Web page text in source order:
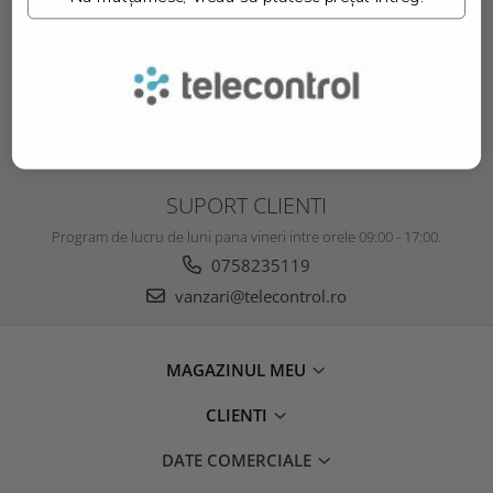
Urmareste-ne in social media
SUPORT CLIENTI
Program de lucru de luni pana vineri intre orele 09:00 - 17:00.
0758235119
vanzari@telecontrol.ro
MAGAZINUL MEU
CLIENTI
DATE COMERCIALE